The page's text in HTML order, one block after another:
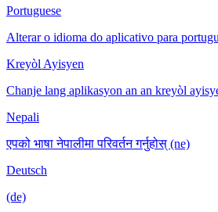
Portuguese
Alterar o idioma do aplicativo para
Kreyòl Ayisyen
Chanje lang aplikasyon an an kreyòl
Nepali
एपको भाषा नेपालीमा परिवर्तन गर्नुहोस् (ne)
Deutsch
(de)